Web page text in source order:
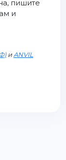
пишите
и
иANVIL